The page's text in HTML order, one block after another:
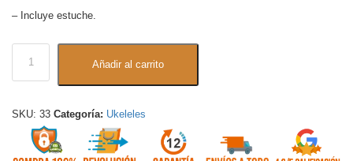
– Incluye estuche.
Añadir al carrito
SKU: 33 Categoría: Ukeleles